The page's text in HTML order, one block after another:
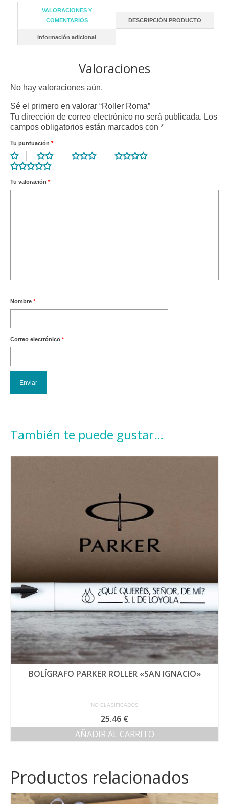
VALORACIONES Y
COMENTARIOS
DESCRIPCIÓN PRODUCTO
Información adicional
Valoraciones
No hay valoraciones aún.
Sé el primero en valorar “Roller Roma”
Tu dirección de correo electrónico no será publicada. Los
campos obligatorios están marcados con *
Tu puntuación *
Tu valoración *
Nombre *
Correo electrónico *
También te puede gustar…
BOLÍGRAFO PARKER ROLLER «SAN IGNACIO»
NO CLASIFICADOS
25.46 €
AÑADIR AL CARRITO
Productos relacionados